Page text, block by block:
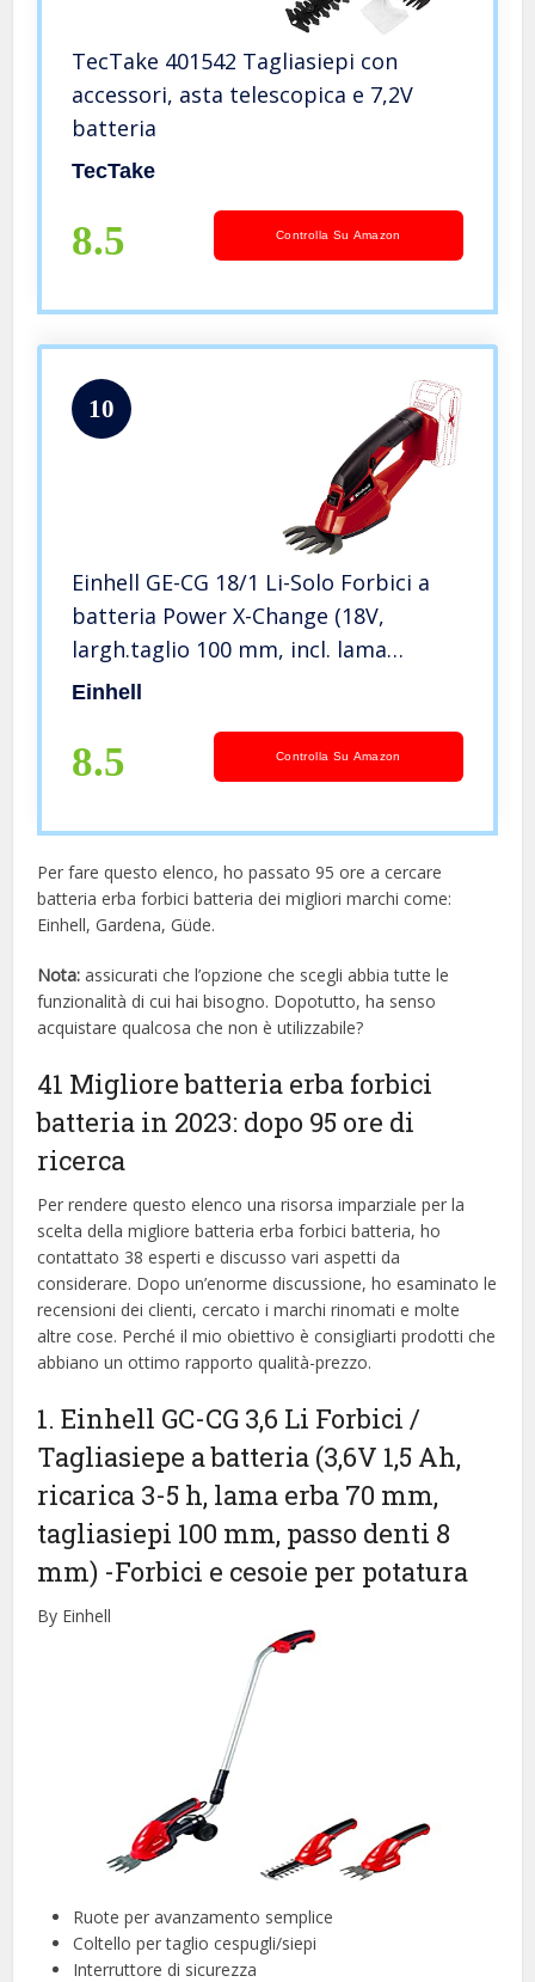
TecTake 401542 Tagliasiepi con
accessori, asta telescopica e 7,2V
batteria
TecTake
8.5 Controlla Su Amazon
10
Einhell GE-CG 18/1 Li-Solo Forbici a
batteria Power X-Change (18V,
largh.taglio 100 mm, incl. lama
tagliaerba, senza batteria e
Einhell
8.5 Controlla Su Amazon
Per fare questo elenco, ho passato 95 ore a cercare
batteria erba forbici batteria dei migliori marchi come:
Einhell, Gardena, Güde.
Nota: assicurati che l’opzione che scegli abbia tutte le
funzionalità di cui hai bisogno. Dopotutto, ha senso
acquistare qualcosa che non è utilizzabile?
41 Migliore batteria erba forbici
batteria in 2023: dopo 95 ore di
ricerca
Per rendere questo elenco una risorsa imparziale per la
scelta della migliore batteria erba forbici batteria, ​​ho
contattato 38 esperti e discusso vari aspetti da
considerare. Dopo un’enorme discussione, ho esaminato le
recensioni dei clienti, cercato i marchi rinomati e molte
altre cose. Perché il mio obiettivo è consigliarti prodotti che
abbiano un ottimo rapporto qualità-prezzo.
1. Einhell GC-CG 3,6 Li Forbici /
Tagliasiepe a batteria (3,6V 1,5 Ah,
ricarica 3-5 h, lama erba 70 mm,
tagliasiepi 100 mm, passo denti 8
mm) -Forbici e cesoie per potatura
By Einhell
Ruote per avanzamento semplice
Coltello per taglio cespugli/siepi
Interruttore di sicurezza